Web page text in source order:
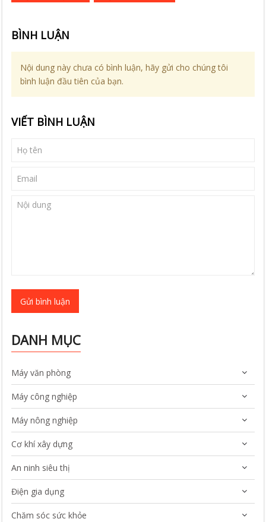
BÌNH LUẬN
Nội dung này chưa có bình luận, hãy gửi cho chúng tôi
bình luận đầu tiên của bạn.
VIẾT BÌNH LUẬN
Gửi bình luận
DANH MỤC
Máy văn phòng
Máy công nghiệp
Máy nông nghiệp
Cơ khí xây dựng
An ninh siêu thị
Điện gia dụng
Chăm sóc sức khỏe